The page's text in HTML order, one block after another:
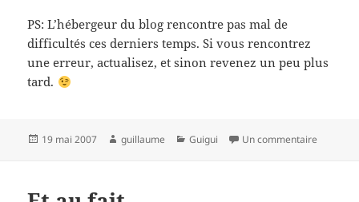
PS: L’hébergeur du blog rencontre pas mal de
difficultés ces derniers temps. Si vous rencontrez
une erreur, actualisez, et sinon revenez un peu plus
tard.
Publié
19 mai 2007 Auteur
guillaume Catégories
Guigui Un commentaire